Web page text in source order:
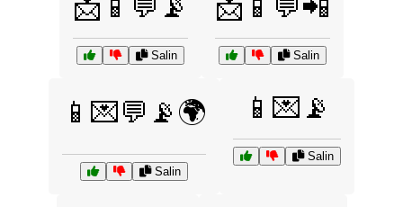
📩📱💬📡
Salin
📩📱💬📲
Salin
📱💌💬📡🌍
Salin
📱💌📡
Salin